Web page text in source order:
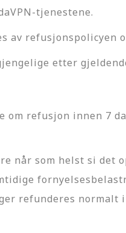
tjenestene.
refusjonspolicyen
etter
om refusjon innen 7
som helst si det
refunderes normalt